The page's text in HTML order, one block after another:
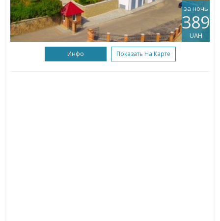
за ночь
389
UAH
Инфо Показать На Карте